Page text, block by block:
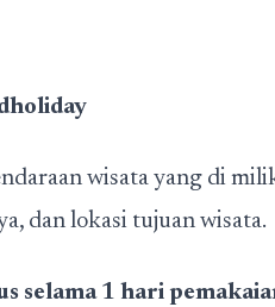
wisata yang di
dan lokasi tujuan wisata.
selama 1 hari